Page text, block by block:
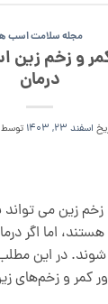
مجله سلامت اسب
و زخم زین
درمان
اسفند 23, 1403
زین می تواند
اما اگر
در این
کمر و زخم‌های